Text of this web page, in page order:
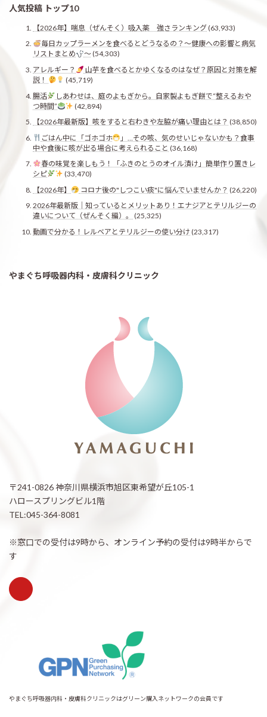
人気投稿 トップ10
【2026年】喘息（ぜんそく）吸入薬 強さランキング(63,933)
毎日カップラーメンを食べるとどうなるの？〜健康への影響と病気
リストまとめ
〜(54,303)
アレルギー？
山芋を食べるとかゆくなるのはなぜ？原因と対策を解
説！
(45,719)
腸活
しあわせは、庭のよもぎから。自家製よもぎ餅で“整えるおや
つ時間”
(42,894)
【2026年最新版】咳をすると右わきや左脇が痛い理由とは？ (38,850)
ごはん中に「ゴホゴホ
」…その咳、気のせいじゃないかも？食事
中や食後に咳が出る場合に考えられること (36,168)
春の味覚を楽しもう！「ふきのとうのオイル漬け」簡単作り置きレ
シピ
(33,470)
【2026年】
コロナ後の"しつこい痰"に悩んでいませんか？ (26,220)
2026年最新版｜知っているとメリットあり！エナジアとテリルジーの
違いについて（ぜんそく編）。
(25,325)
動画で分かる！レルベアとテリルジーの使い分け (23,317)
やまぐち呼吸器内科・皮膚科クリニック
〒241-0826 神奈川県横浜市旭区東希望が丘105-1
ハロースプリングビル1階
TEL:045-364-8081
※窓口での受付は9時から、オンライン予約の受付は9時半からで
す
やまぐち呼吸器内科・皮膚科クリニックはグリーン購入ネットワークの会員です